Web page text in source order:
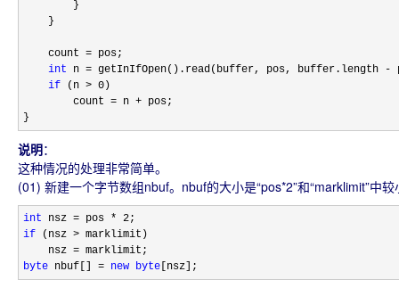
        }
    }
    count
= pos;
int n = getInIfOpen().read(buffer, pos, buffer.length -
if (n > 0 )
        count
= n + pos;
}
说明：
这种情况的处理非常简单。
(01) 新建一个字节数组nbuf。nbuf的大小是“pos*2”和“marklimit”中
int nsz = pos * 2
if (nsz > marklimit)
    nsz
=
byte nbuf[] = new byte [nsz];